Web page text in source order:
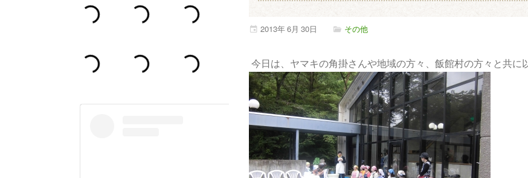
2013年6月 30日 その他
今日は、ヤマキの角掛さんや地域の方々、飯館村の方々と共に